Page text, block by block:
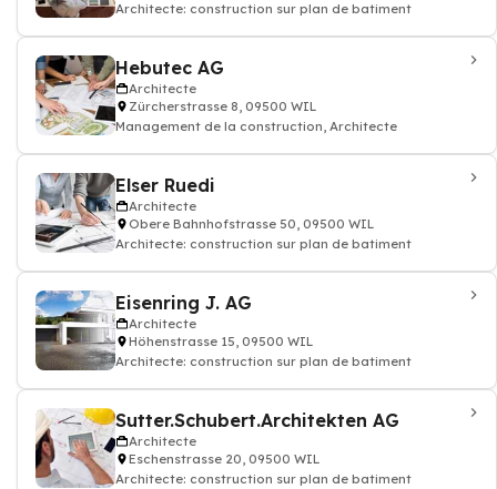
Architecte: construction sur plan de batiment
Hebutec AG
Architecte
Zürcherstrasse 8, 09500 WIL
Management de la construction, Architecte
Elser Ruedi
Architecte
Obere Bahnhofstrasse 50, 09500 WIL
Architecte: construction sur plan de batiment
Eisenring J. AG
Architecte
Höhenstrasse 15, 09500 WIL
Architecte: construction sur plan de batiment
Sutter.Schubert.Architekten AG
Architecte
Eschenstrasse 20, 09500 WIL
Architecte: construction sur plan de batiment